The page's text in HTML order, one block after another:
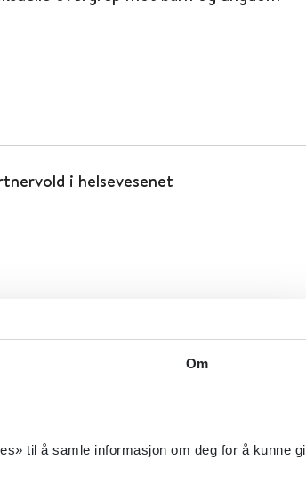
Om
til å samle informasjon om deg for å kunne gi
i helsevesenet
mot barn og unge - kunnskapsstatus